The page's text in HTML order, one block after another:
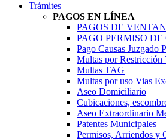
Trámites
PAGOS EN LÍNEA
PAGOS DE
PAGO PERMISO
Pago Causas Juzgado
Multas por Restricción
Multas TAG
Multas por uso Vias
Aseo Domiciliario
Cubicaciones,
Aseo Extraordinario
Patentes Municipales
Permisos, Arriendos y